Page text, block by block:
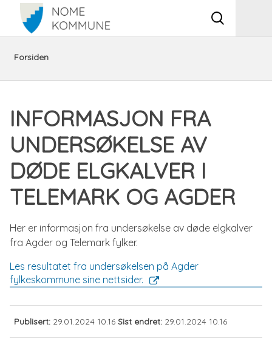
Vis
Du
her:
Forsiden
undersøkelse
av
døde
elgkalver
i
Telemark
og
Agder
INFORMASJON FRA
UNDERSØKELSE AV
DØDE ELGKALVER I
TELEMARK OG AGDER
Her er informasjon fra undersøkelse av døde elgkalver
fra Agder og Telemark fylker.
Les resultatet fra undersøkelsen på Agder
fylkeskommune sine nettsider.
Publisert 29.01.2024 10.16 Sist endret 29.01.2024 10.16